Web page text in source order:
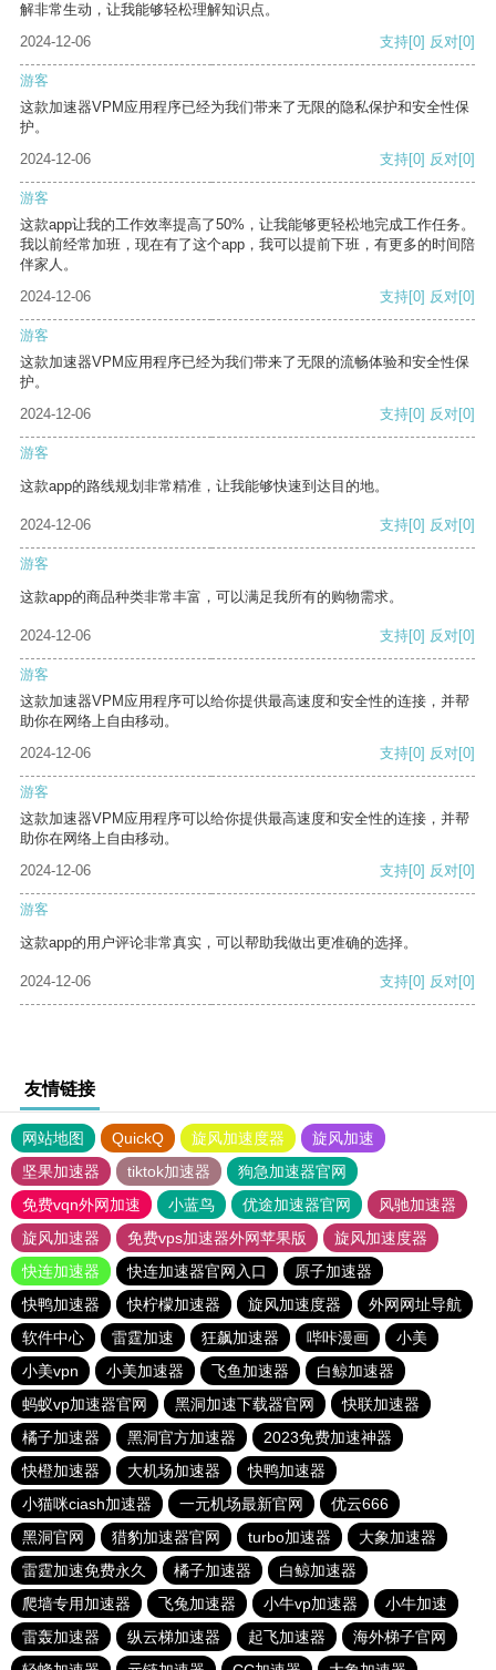
解非常生动，让我能够轻松理解知识点。
2024-12-06
支持[0] 反对[0]
游客
这款加速器VPM应用程序已经为我们带来了无限的隐私保护和安全性保
护。
2024-12-06
支持[0] 反对[0]
游客
这款app让我的工作效率提高了50%，让我能够更轻松地完成工作任务。
我以前经常加班，现在有了这个app，我可以提前下班，有更多的时间陪
伴家人。
2024-12-06
支持[0] 反对[0]
游客
这款加速器VPM应用程序已经为我们带来了无限的流畅体验和安全性保
护。
2024-12-06
支持[0] 反对[0]
游客
这款app的路线规划非常精准，让我能够快速到达目的地。
2024-12-06 支持[0] 反对[0]
游客
这款app的商品种类非常丰富，可以满足我所有的购物需求。
2024-12-06 支持[0] 反对[0]
游客
这款加速器VPM应用程序可以给你提供最高速度和安全性的连接，并帮
助你在网络上自由移动。
2024-12-06
支持[0] 反对[0]
游客
这款加速器VPM应用程序可以给你提供最高速度和安全性的连接，并帮
助你在网络上自由移动。
2024-12-06
支持[0] 反对[0]
游客
这款app的用户评论非常真实，可以帮助我做出更准确的选择。
2024-12-06 支持[0] 反对[0]
友情链接
网站地图 QuickQ 旋风加速度器
旋风加速
坚果加速器
tiktok加速器
狗急加速器官网
免费vqn外网加速
小蓝鸟 优途加速器官网
风驰加速器
旋风加速器
免费vps加速器外网苹果版
旋风加速度器
快连加速器
快连加速器官网入口
原子加速器
快鸭加速器
快柠檬加速器 旋风加速度器
外网网址导航
软件中心
雷霆加速 狂飙加速器 哔咔漫画
小美
小美vpn
小美加速器 飞鱼加速器
白鲸加速器
蚂蚁vp加速器官网
黑洞加速下载器官网
快联加速器
橘子加速器
黑洞官方加速器
2023免费加速神器
快橙加速器
大机场加速器
快鸭加速器
小猫咪ciash加速器
一元机场最新官网
优云666
黑洞官网
猎豹加速器官网 turbo加速器
大象加速器
雷霆加速免费永久
橘子加速器
白鲸加速器
爬墙专用加速器
飞兔加速器 小牛vp加速器
小牛加速
雷轰加速器
纵云梯加速器 起飞加速器
海外梯子官网